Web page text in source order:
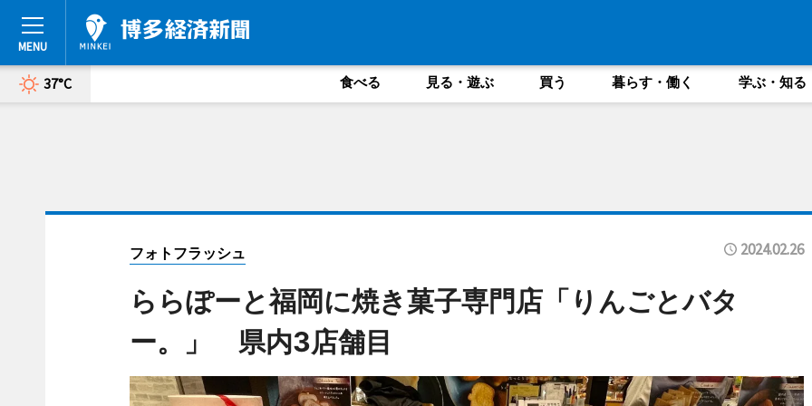
37°C 食べる 見る・遊ぶ 買う 暮らす・働く 学ぶ・知る
フォトフラッシュ 2024.02.26
ららぽーと福岡に焼き菓子専門店「りんごとバタ
ー。」 県内3店舗目